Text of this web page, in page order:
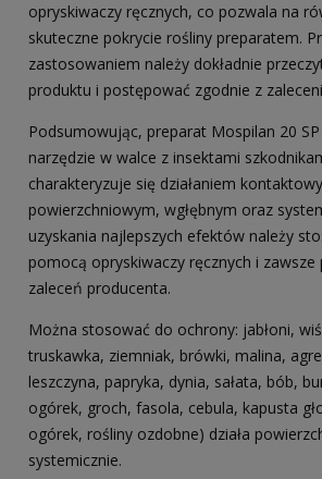
opryskiwaczy ręcznych, co pozwala na
skuteczne pokrycie rośliny preparatem.
zastosowaniem należy dokładnie
produktu i postępować zgodnie z
Podsumowując, preparat Mospilan 20
narzędzie w walce z insektami
charakteryzuje się działaniem
powierzchniowym, wgłębnym oraz
uzyskania najlepszych efektów należy
pomocą opryskiwaczy ręcznych i zawsze
zaleceń producenta.
Można stosować do ochrony: jabłoni,
truskawka, ziemniak, brówki, malina,
leszczyna, papryka, dynia, sałata, bób,
ogórek, groch, fasola, cebula, kapusta
ogórek, rośliny ozdobne) działa
systemicznie.